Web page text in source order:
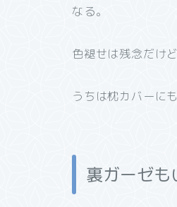
なる。
色褪せは残念だけ
うちは枕カバーに
裏ガーゼも